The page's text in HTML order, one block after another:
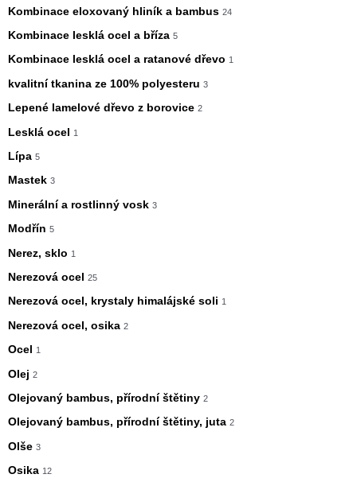
Kombinace eloxovaný hliník a bambus 24
Kombinace lesklá ocel a bříza 5
Kombinace lesklá ocel a ratanové dřevo 1
kvalitní tkanina ze 100% polyesteru 3
Lepené lamelové dřevo z borovice 2
Lesklá ocel 1
Lípa 5
Mastek 3
Minerální a rostlinný vosk 3
Modřín 5
Nerez, sklo 1
Nerezová ocel 25
Nerezová ocel, krystaly himalájské soli 1
Nerezová ocel, osika 2
Ocel 1
Olej 2
Olejovaný bambus, přírodní štětiny 2
Olejovaný bambus, přírodní štětiny, juta 2
Olše 3
Osika 12